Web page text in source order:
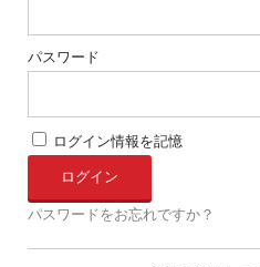
パスワード
ログイン情報を記憶
パスワードをお忘れですか？